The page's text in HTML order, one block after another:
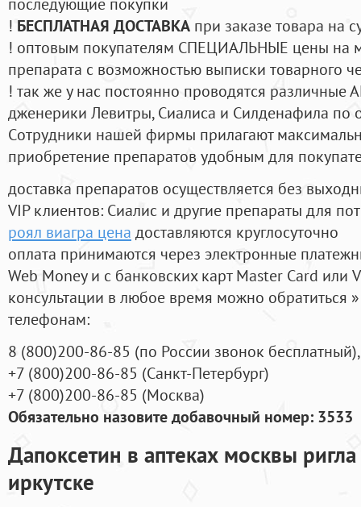
! БЕСПЛАТНАЯ ДОСТАВКА при заказе товара на
! оптовым покупателям СПЕЦИАЛЬНЫЕ цены на
препарата с возможностью выписки товарного
! так же у нас постоянно проводятся
дженерики Левитры, Сиалиса и Силденафила по
Cотрудники нашей фирмы прилагают
приобретение препаратов удобным для
доставка препаратов осуществляется без
VIP клиентов: Сиалис и другие препараты для
роял виагра цена доставляются круглосуточно
оплата принимаются через электронные
Web Money и с банковских карт Master Card или
консультации в любое время можно обратиться
телефонам:
8 (800)200-86-85 (по России звонок бесплатный),
+7 (800)200-86-85 (Санкт-Петербург)
+7 (800)200-86-85 (Москва)
Обязательно назовите добавочный номер: 3533
Дапоксетин в аптеках москвы
иркутске